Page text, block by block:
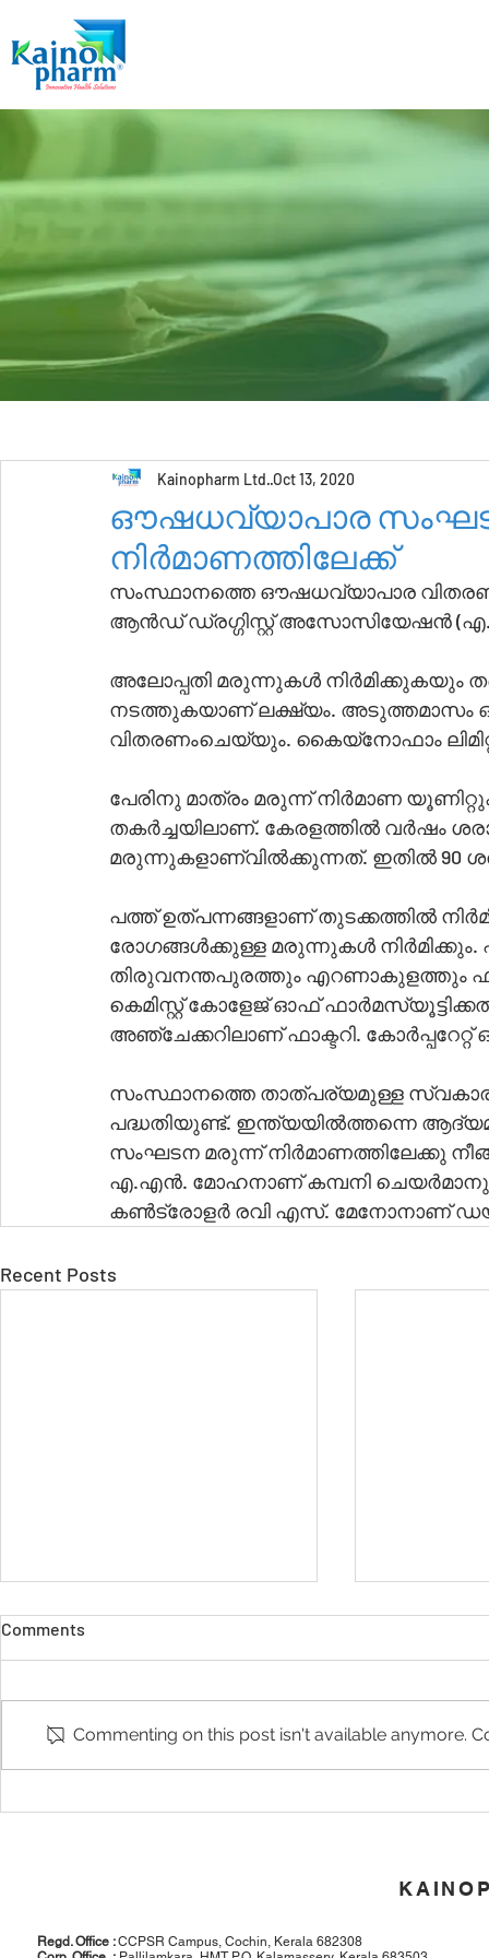
ഔഷധവ്യാപാര
നിർമാണത്തിലേക്ക്
Kainopharm Ltd.Oct 13, 2020
സംസ്ഥാനത്തെ ഔഷധവ്യാപാര
ആൻഡ് ഡ്രഗ്ഗിസ്റ്റ് അസോസിയേഷൻ
അലോപ്പതി മരുന്നുകൾ നിർമിക്കുകയും തങ്ങളുടെ
നടത്തുകയാണ് ലക്ഷ്യം. അടുത്തമാസം
വിതരണംചെയ്യും.
പേരിനു മാത്രം മരുന്ന് നിർമാണ
തകർച്ചയിലാണ്. കേരളത്തിൽ വർഷം
മരുന്നുകളാണ്വിൽക്കുന്നത്. ഇതിൽ 90
പത്ത്‌ ഉത്‌പന്നങ്ങളാണ് തുടക്കത്തിൽ നിർമിക്കുക. രണ്ടാം ഘട്ടത്തിൽ ജീവിതശൈലീ
രോഗങ്ങൾക്കുള്ള മരുന്നുകൾ
തിരുവനന്തപുരത്തും എറണാകുളത്തും
കെമിസ്റ്റ് കോളേജ് ഓഫ്
അഞ്ചേക്കറിലാണ് ഫാക്ടറി.
സംസ്ഥാനത്തെ താത്പര്യമുള്ള
പദ്ധതിയുണ്ട്. ഇന്ത്യയിൽത്തന്നെ
സംഘടന മരുന്ന് നിർമാണത്തിലേക്കു
എ.എൻ. മോഹനാണ് കമ്പനി
കൺട്രോളർ രവി എസ്. മേനോനാണ്
Recent Posts
Kainopharm Limited launched
with first 7 brands on
Keralapiravi day
650, Prazokain, Kainogel &
Kainopar....
support of
Comments
Commenting on this post isn't available anymore.
Regd. Office :CCPSR Campus, Cochin, Kerala 682308